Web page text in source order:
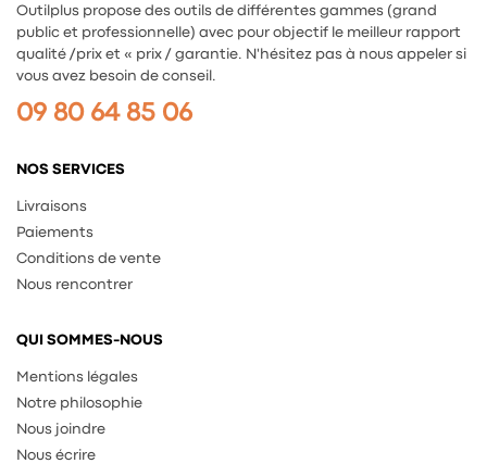
Outilplus propose des outils de différentes gammes (grand
public et professionnelle) avec pour objectif le meilleur rapport
qualité /prix et « prix / garantie. N'hésitez pas à nous appeler si
vous avez besoin de conseil.
09 80 64 85 06
NOS SERVICES
Livraisons
Paiements
Conditions de vente
Nous rencontrer
QUI SOMMES-NOUS
Mentions légales
Notre philosophie
Nous joindre
Nous écrire